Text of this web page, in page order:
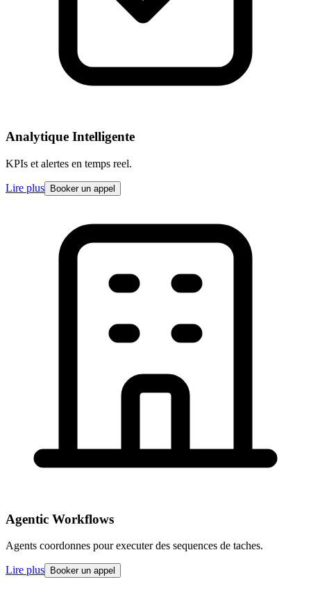
Analytique Intelligente
KPIs et alertes en temps reel.
Lire plus Booker un appel
Agentic Workflows
Agents coordonnes pour executer des sequences de taches.
Lire plus Booker un appel